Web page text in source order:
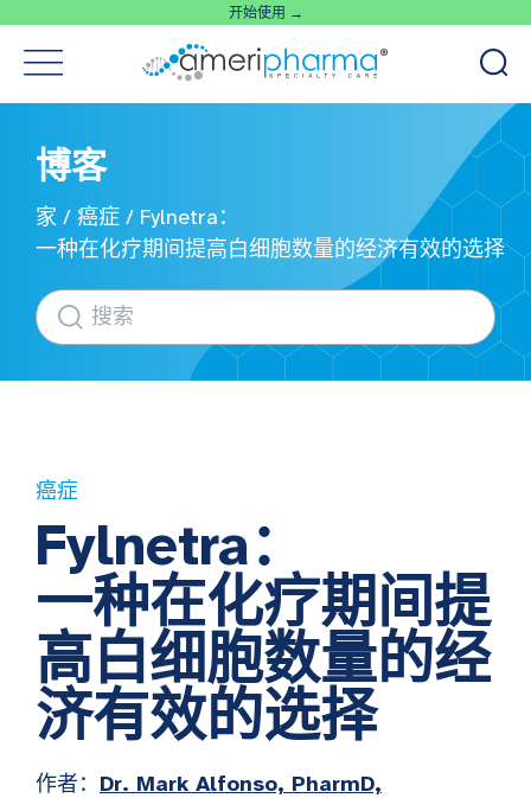
开始使用 →
博客
家 / 癌症 / Fylnetra：
一种在化疗期间提高白细胞数量的经济有效的选择
癌症
Fylnetra：
一种在化疗期间提
高白细胞数量的经
济有效的选择
作者： Dr. Mark Alfonso, PharmD,